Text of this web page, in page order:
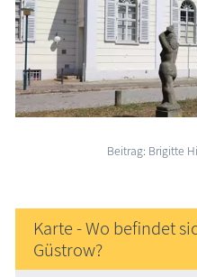
Beitrag: Brigitte
Karte - Wo befindet
Güstrow?